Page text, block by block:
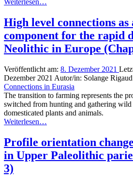
Weiterlesen…
High level connections as
component for the rapid
Neolithic in Europe
Veröffentlicht am: 8. Dezember 2021
Dezember 2021 Autor/in: Solange Rigaud
Connections in Eurasia
The transition to farming represents the
switched from hunting and gathering wild
domesticated plants and animals.
Weiterlesen…
Profile orientation
in Upper Paleolithic
3)